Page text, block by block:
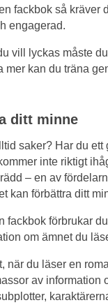
fackbok så kräver
engagerad.
vill lyckas måste
mer kan du träna
ditt minne
saker? Har du ett
inte riktigt
– en av
kan förbättra ditt
fackbok förbrukar
om ämnet du
när du läser en
av information